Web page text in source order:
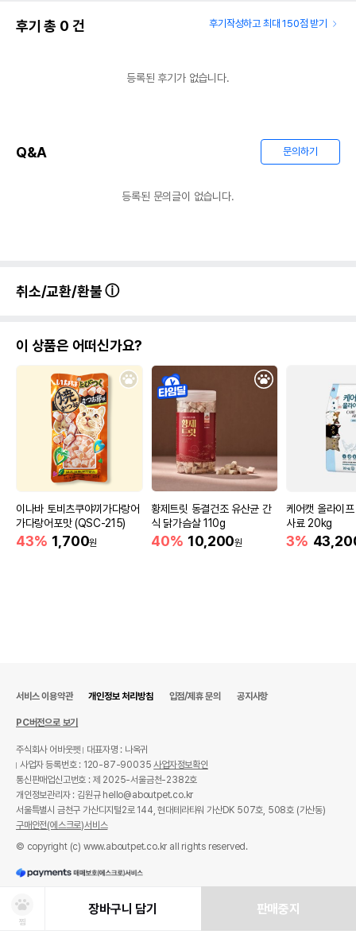
후기 총 0 건 후기작성하고 최대 150점 받기
등록된 후기가 없습니다.
Q&A 문의하기
등록된 문의글이 없습니다.
취소/교환/환불
이 상품은 어떠신가요?
이나바 토비츠쿠야끼가다랑어
가다랑어포맛 (QSC-215)
43% 1,700원
황제트릿 동결건조 유산균 간
식 닭가슴살 110g
40% 10,200원
케어캣 올라이
사료 20kg
3%
찜
장바구니 담기 판매중지
서비스 이용약관 개인정보 처리방침 입점/제휴 문의 공지사항
PC버전으로 보기
주식회사 어바웃펫
대표자명 : 나옥귀
사업자 등록번호 : 120-87-90035사업자정보확인
통신판매업신고번호 : 제 2025-서울금천-2382호
개인정보관리자 : 김원규 hello@aboutpet.co.kr
서울특별시 금천구 가산디지털2로 144, 현대테라타워 가산DK 507호, 508호 (가산동)
구매안전(에스크로)서비스
© copyright (c) www.aboutpet.co.kr all rights reserved.